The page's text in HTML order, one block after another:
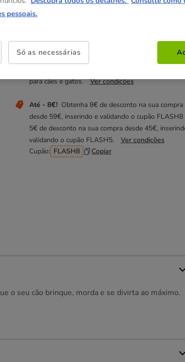
1+1 grátis Numa seleção de acessórios de passeio
para cães e gatos. Ver condições
Até - 8€! Obtenha 8€ de desconto na sua compra
desde 59€, inserindo e validando o cupão FLASH8
5€ de desconto na sua compra desde 45€,
validando o cupão FLASH5.
Ver condições
Cupão: FLASH8 Copiar
o seu cão brinque, morda e se divirta ao máximo.
pessoais.
Só as necessárias